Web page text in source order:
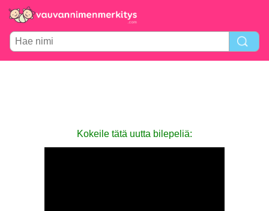
Kokeile tätä uutta bilepeliä: